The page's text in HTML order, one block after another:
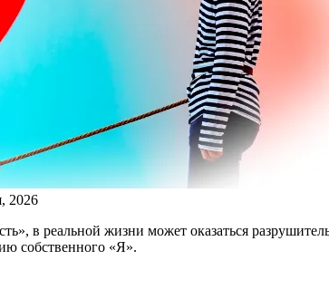
2026
в реальной жизни может оказаться
собственного «Я».